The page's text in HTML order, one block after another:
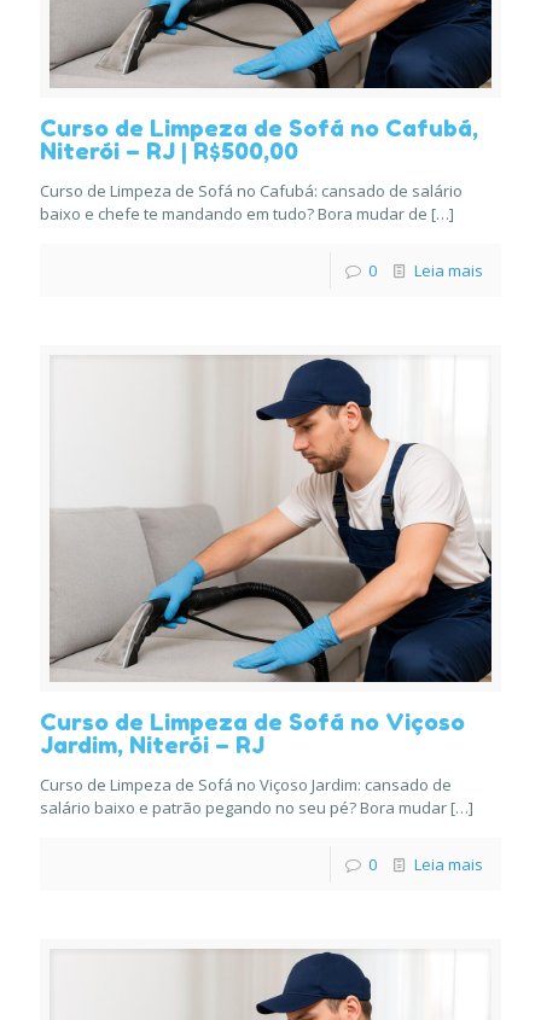
Curso de Limpeza de Sofá no Cafubá,
Niterói – RJ | R$500,00
Curso de Limpeza de Sofá no Cafubá: cansado de salário
baixo e chefe te mandando em tudo? Bora mudar de […]
0 Leia mais
Curso de Limpeza de Sofá no Viçoso
Jardim, Niterói – RJ
Curso de Limpeza de Sofá no Viçoso Jardim: cansado de
salário baixo e patrão pegando no seu pé? Bora mudar […]
0 Leia mais